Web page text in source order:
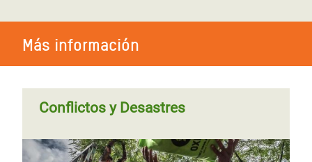
Más información
Conflictos y Desastres